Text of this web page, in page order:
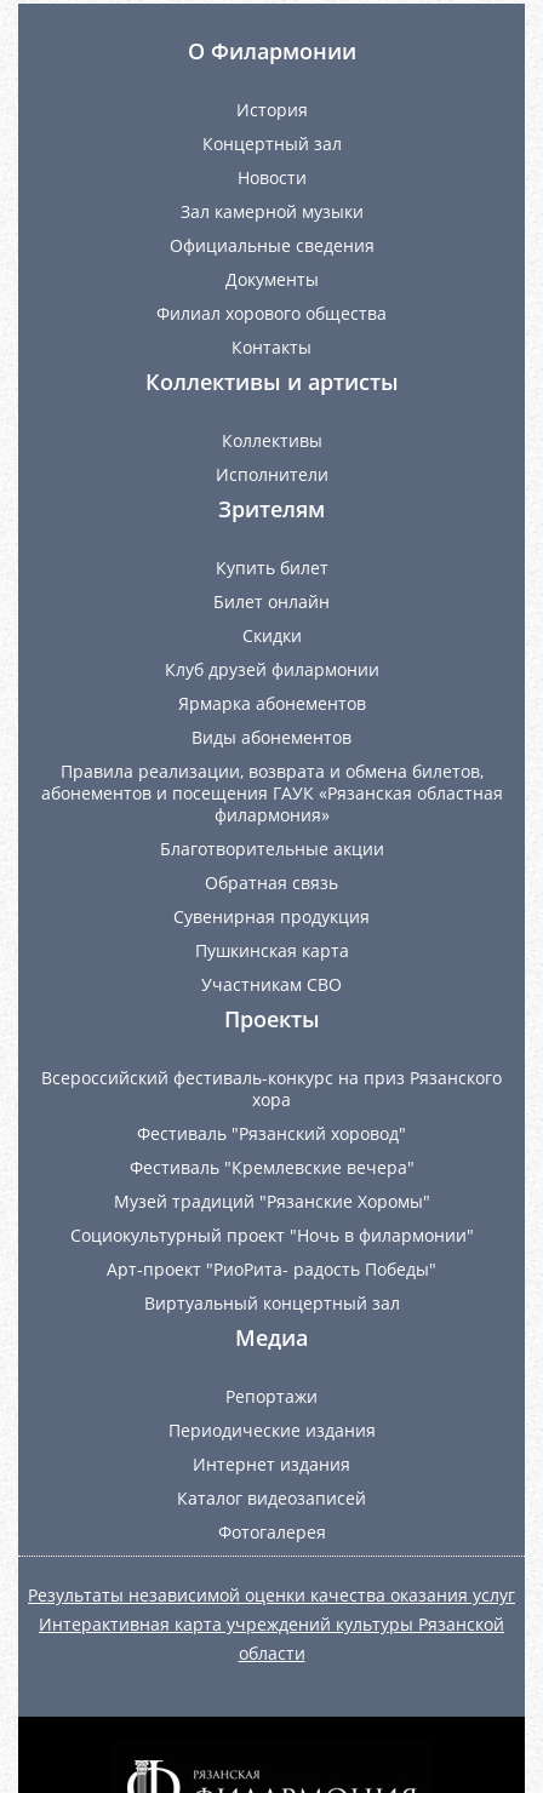
О Филармонии
История
Концертный зал
Новости
Зал камерной музыки
Официальные сведения
Документы
Филиал хорового общества
Контакты
Коллективы и артисты
Коллективы
Исполнители
Зрителям
Купить билет
Билет онлайн
Скидки
Клуб друзей филармонии
Ярмарка абонементов
Виды абонементов
Правила реализации, возврата и обмена билетов,
абонементов и посещения ГАУК «Рязанская областная
филармония»
Благотворительные акции
Обратная связь
Сувенирная продукция
Пушкинская карта
Участникам СВО
Проекты
Всероссийский фестиваль-конкурс на приз Рязанского
хора
Фестиваль "Рязанский хоровод"
Фестиваль "Кремлевские вечера"
Музей традиций "Рязанские Хоромы"
Социокультурный проект "Ночь в филармонии"
Арт-проект "РиоРита- радость Победы"
Виртуальный концертный зал
Медиа
Репортажи
Периодические издания
Интернет издания
Каталог видеозаписей
Фотогалерея
Результаты независимой оценки качества оказания услуг
Интерактивная карта учреждений культуры Рязанской
области